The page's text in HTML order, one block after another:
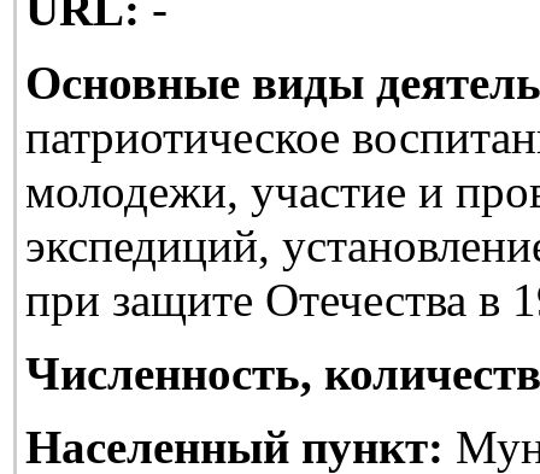
Основные виды
патриотическое
молодежи, участие и
экспедиций,
при защите Отечества в
Численность,
Населенный пункт: